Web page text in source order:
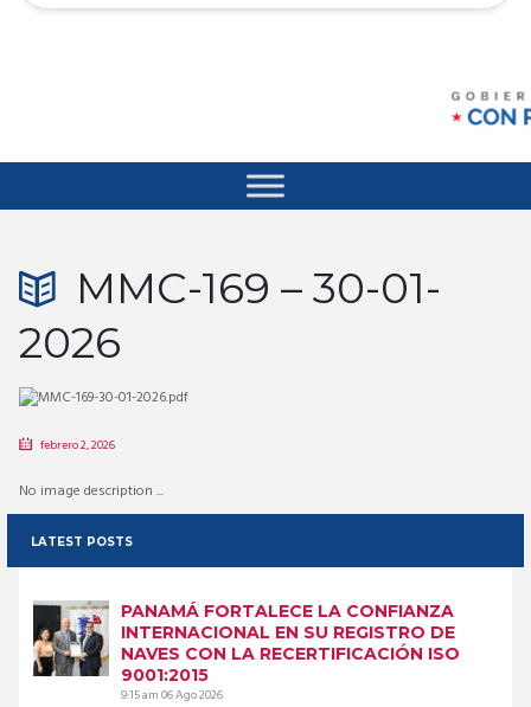
MMC-169 – 30-01-
2026
febrero 2, 2026
No image description ...
LATEST POSTS
PANAMÁ FORTALECE LA CONFIANZA
INTERNACIONAL EN SU REGISTRO DE
NAVES CON LA RECERTIFICACIÓN ISO
9001:2015
9:15 am06 Ago 2026